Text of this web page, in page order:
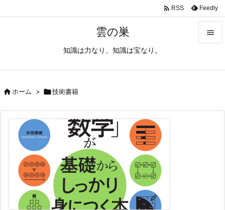
雲の巣
知識は力なり、知識は宝なり。

 RSS Feedly
ホーム > 技術書籍